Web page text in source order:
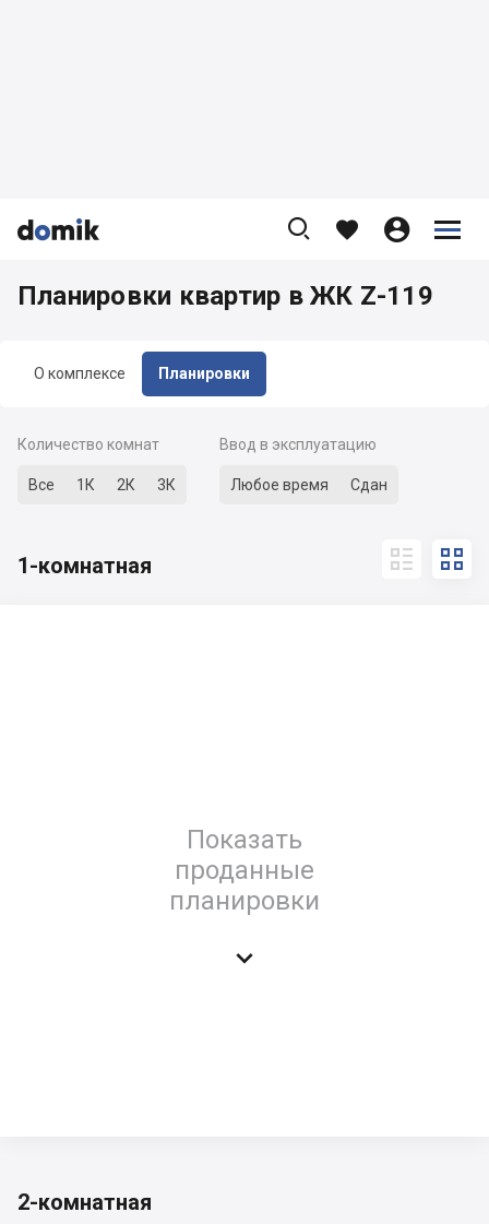


    


О комплексе Планировки
Планировки квартир в ЖК Z-119
Количество комнат
Все 1К 2К 3К
Ввод в эксплуатацию
Любое время Сдан
1-комнатная  
Показать
проданные
планировки

2-комнатная